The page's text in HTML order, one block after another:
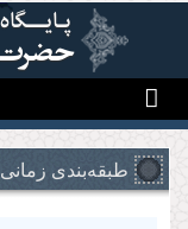
رفتن به محتوای اصلی
طبقه‌بندی زمانی